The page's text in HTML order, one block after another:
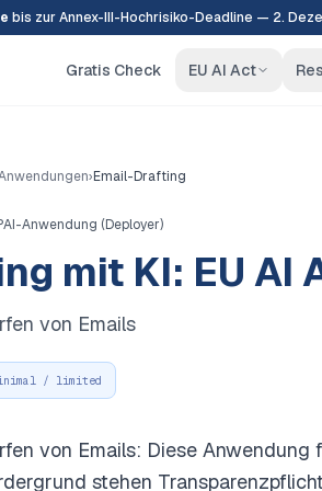
bis zur Annex-III-Hochrisiko-Deadline — 2.
Gratis Check EU AI Act
›Email-Drafting
Anwendung (Deployer)
mit KI: EU AI
von Emails
/ limited
von Emails: Diese
stehen